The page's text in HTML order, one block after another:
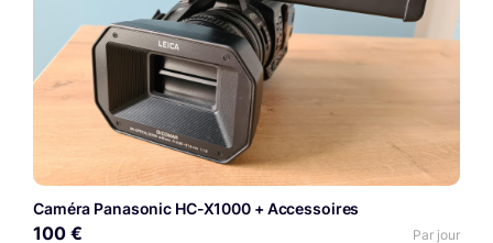
Caméra Panasonic HC-X1000 + Accessoires
100 € Par jour